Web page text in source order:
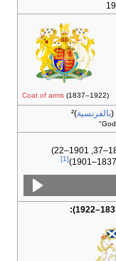
Coat of arms (1837–1922)
(بالفرنسية)²
[1]